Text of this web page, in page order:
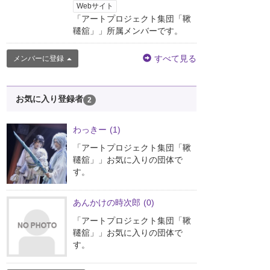
Webサイト
「アートプロジェクト集団「鞦
韆舘」」所属メンバーです。
メンバーに登録 すべて見る
お気に入り登録者 2
わっきー (1)
「アートプロジェクト集団「鞦
韆舘」」お気に入りの団体で
す。
あんかけの時次郎 (0)
「アートプロジェクト集団「鞦
韆舘」」お気に入りの団体で
す。